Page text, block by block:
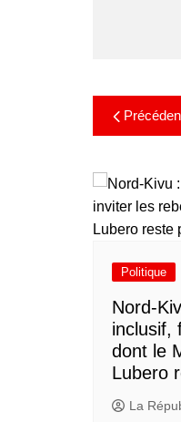
Politique
Nord-
inclusif,
dont le
Lubero
La